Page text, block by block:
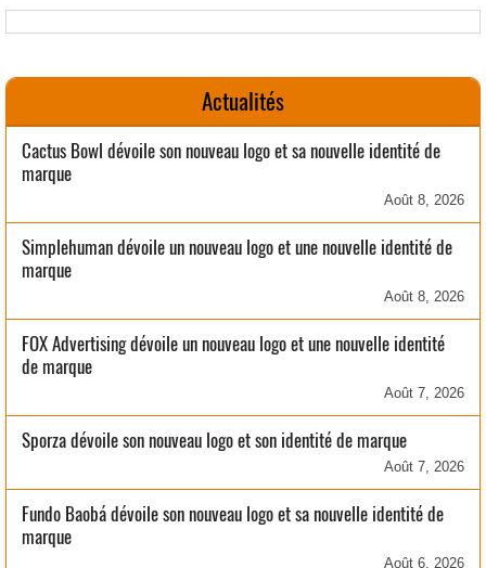
Actualités
Cactus Bowl dévoile son nouveau logo et sa nouvelle identité de
marque
Août 8, 2026
Simplehuman dévoile un nouveau logo et une nouvelle identité de
marque
Août 8, 2026
FOX Advertising dévoile un nouveau logo et une nouvelle identité
de marque
Août 7, 2026
Sporza dévoile son nouveau logo et son identité de marque
Août 7, 2026
Fundo Baobá dévoile son nouveau logo et sa nouvelle identité de
marque
Août 6, 2026